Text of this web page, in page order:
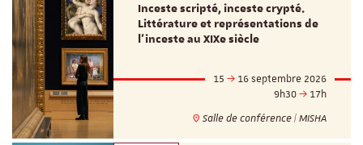
Inceste scripté, inceste crypté.
Littérature et représentations de
l’inceste au XIXe siècle
15
16 septembre 2026
9h30
17h
Salle de conférence | MISHA